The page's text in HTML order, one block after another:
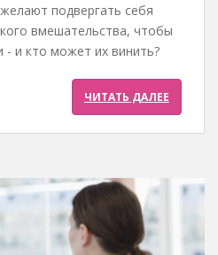
подвергать себя
вмешательства, чтобы
- и кто может их винить?
ЧИТАТЬ ДАЛЕЕ